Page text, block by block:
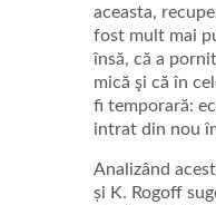
aceasta,
fost mult mai
însă, că a
mică şi că în
fi temporară:
intrat din nou
Analizând
și K. Rogoff